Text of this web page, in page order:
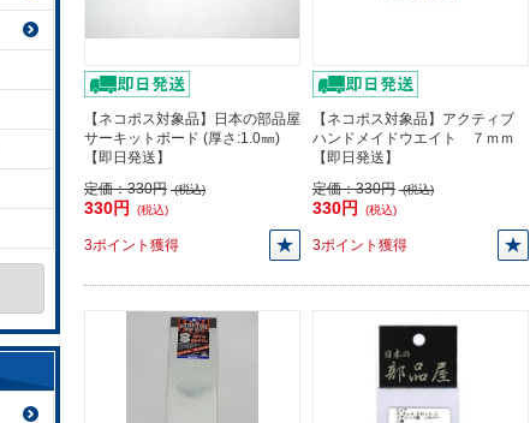
【ネコポス対象品】日本の部品屋
サーキットボード (厚さ:1.0㎜)
【即日発送】
定価：330円 (税込)
330円 (税込)
3ポイント獲得
【ネコポス対象品】アクティブ
ハンドメイドウエイト ７ｍｍ
【即日発送】
定価：330円 (税込)
330円 (税込)
3ポイント獲得